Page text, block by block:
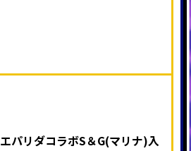
エパリダコラボS＆G(マリナ)入